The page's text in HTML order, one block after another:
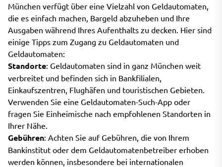
München verfügt über eine Vielzahl von Geldautomaten,
die es einfach machen, Bargeld abzuheben und Ihre
Ausgaben während Ihres Aufenthalts zu decken. Hier sind
einige Tipps zum Zugang zu Geldautomaten und
Geldautomaten:
Standorte: Geldautomaten sind in ganz München weit
verbreitet und befinden sich in Bankfilialen,
Einkaufszentren, Flughäfen und touristischen Gebieten.
Verwenden Sie eine Geldautomaten-Such-App oder
fragen Sie Einheimische nach empfohlenen Standorten in
Ihrer Nähe.
Gebühren: Achten Sie auf Gebühren, die von Ihrem
Bankinstitut oder dem Geldautomatenbetreiber erhoben
werden können, insbesondere bei internationalen